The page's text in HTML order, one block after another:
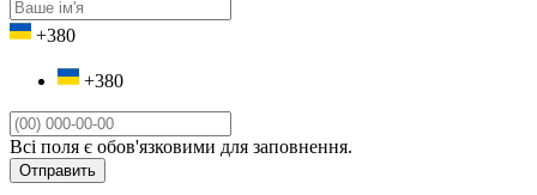
+380
+380
Всі поля є обов'язковими для заповнення.
Отправить